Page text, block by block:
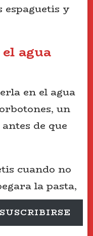
y
agua
en el agua
un
de que
cuando no
la pasta,
de 8
más.
SUSCRIBIRSE